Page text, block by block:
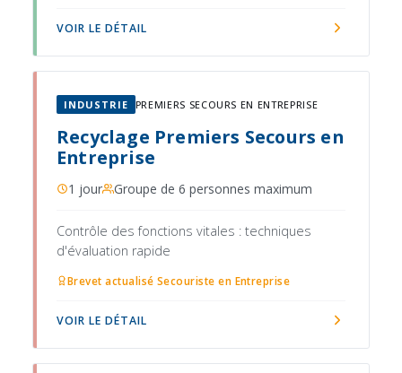
VOIR LE DÉTAIL
INDUSTRIE PREMIERS SECOURS EN ENTREPRISE
Recyclage Premiers Secours en
Entreprise
1 jour Groupe de 6 personnes maximum
Contrôle des fonctions vitales : techniques
d'évaluation rapide
Brevet actualisé Secouriste en Entreprise
VOIR LE DÉTAIL